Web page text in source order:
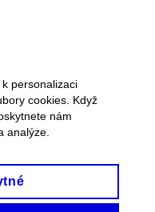
personalizaci
cookies. Když
nám
analýze.